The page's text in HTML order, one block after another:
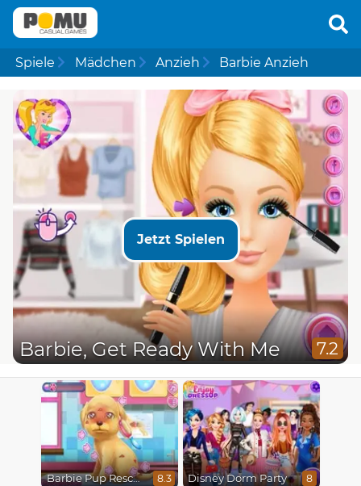
Spiele Mädchen Anzieh Barbie Anzieh
Jetzt Spielen
Barbie, Get Ready With Me 7.2
Barbie Pup Rescue 8.3 Disney Dorm Party 8